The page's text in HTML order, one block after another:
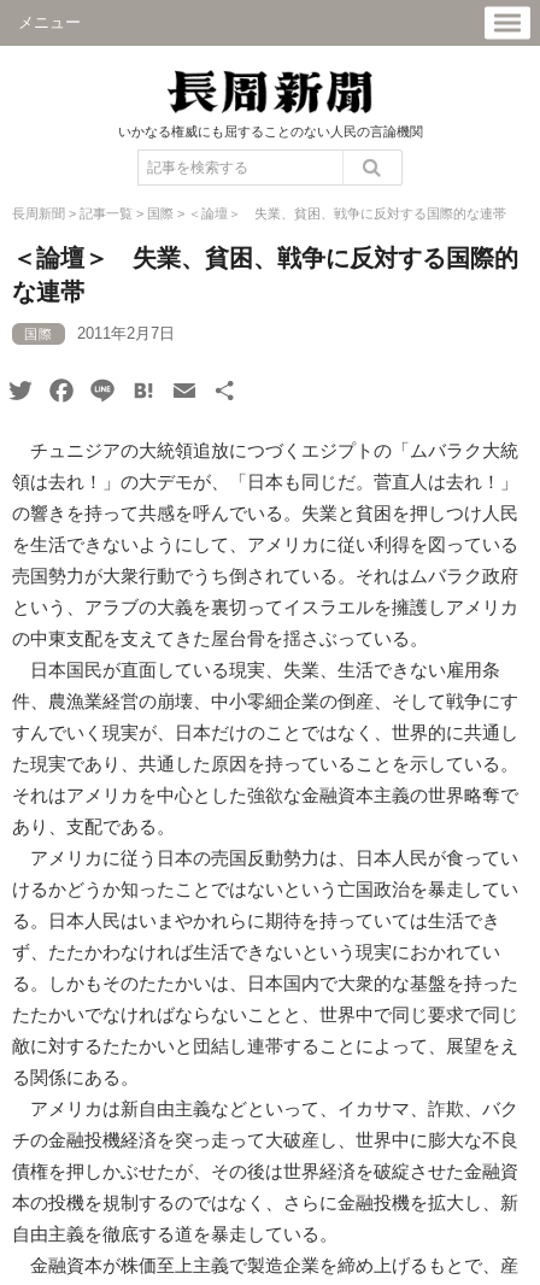
メニュー
いかなる権威にも屈することのない人民の言論機関
長周新聞 > 記事一覧 > 国際 > ＜論壇＞ 失業、貧困、戦争に反対する国際的な連帯
＜論壇＞ 失業、貧困、戦争に反対する国際的
な連帯
国際 2011年2月7日
TwitterFacebook
Line HatenaEmail
チュニジアの大統領追放につづくエジプトの「ムバラク大統
領は去れ！」の大デモが、「日本も同じだ。菅直人は去れ！」
の響きを持って共感を呼んでいる。失業と貧困を押しつけ人民
を生活できないようにして、アメリカに従い利得を図っている
売国勢力が大衆行動でうち倒されている。それはムバラク政府
という、アラブの大義を裏切ってイスラエルを擁護しアメリカ
の中東支配を支えてきた屋台骨を揺さぶっている。
日本国民が直面している現実、失業、生活できない雇用条
件、農漁業経営の崩壊、中小零細企業の倒産、そして戦争にす
すんでいく現実が、日本だけのことではなく、世界的に共通し
た現実であり、共通した原因を持っていることを示している。
それはアメリカを中心とした強欲な金融資本主義の世界略奪で
あり、支配である。
アメリカに従う日本の売国反動勢力は、日本人民が食ってい
けるかどうか知ったことではないという亡国政治を暴走してい
る。日本人民はいまやかれらに期待を持っていては生活でき
ず、たたかわなければ生活できないという現実におかれてい
る。しかもそのたたかいは、日本国内で大衆的な基盤を持った
たたかいでなければならないことと、世界中で同じ要求で同じ
敵に対するたたかいと団結し連帯することによって、展望をえ
る関係にある。
アメリカは新自由主義などといって、イカサマ、詐欺、バク
チの金融投機経済を突っ走って大破産し、世界中に膨大な不良
債権を押しかぶせたが、その後は世界経済を破綻させた金融資
本の投機を規制するのではなく、さらに金融投機を拡大し、新
自由主義を徹底する道を暴走している。
金融資本が株価至上主義で製造企業を締め上げるもとで、産